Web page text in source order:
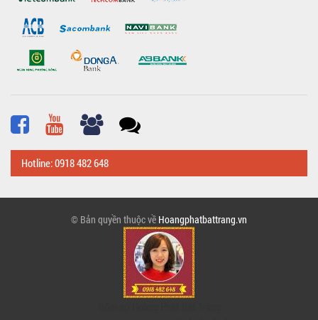
Hotline: 0918 482 648
© Bản quyền thuộc về Hoangphatbattrang.vn